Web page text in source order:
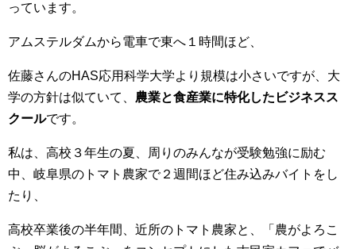
っています。
アムステルダムから電車で東へ１時間ほど、
佐藤さんのHAS応用科学大学より規模は小さいですが、大
学の方針は似ていて、 農業と食産業に特化したビジネスス
クールです。
私は、高校３年生の夏、周りのみんなが受験勉強に励む
中、岐阜県のトマト農家で２週間ほど住み込みバイトをし
たり、
高校卒業後の半年間、近所のトマト農家と、「農がよろこ